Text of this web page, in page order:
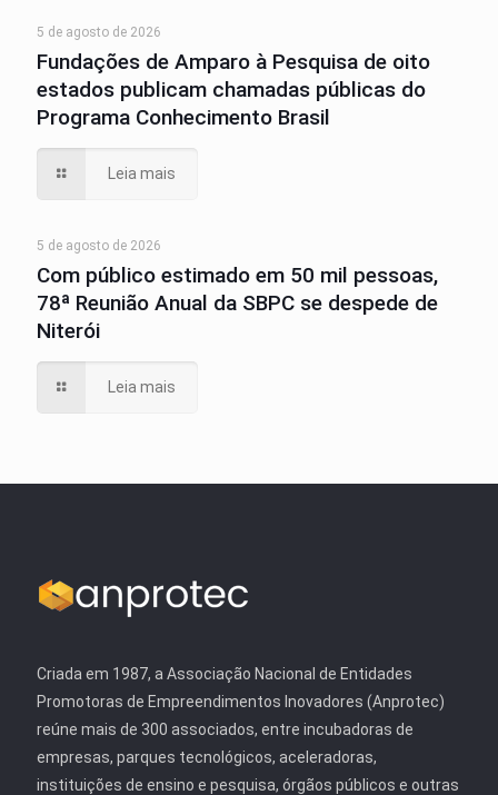
5 de agosto de 2026
Fundações de Amparo à Pesquisa de oito
estados publicam chamadas públicas do
Programa Conhecimento Brasil
Leia mais
5 de agosto de 2026
Com público estimado em 50 mil pessoas,
78ª Reunião Anual da SBPC se despede de
Niterói
Leia mais
Criada em 1987, a Associação Nacional de Entidades
Promotoras de Empreendimentos Inovadores (Anprotec)
reúne mais de 300 associados, entre incubadoras de
empresas, parques tecnológicos, aceleradoras,
instituições de ensino e pesquisa, órgãos públicos e outras